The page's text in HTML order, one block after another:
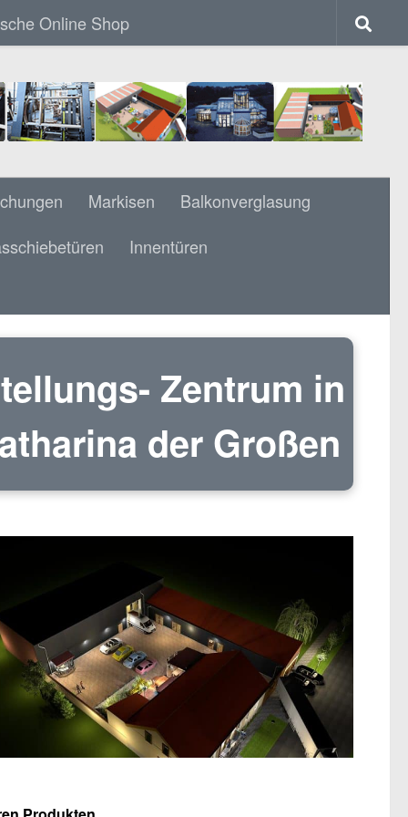
Online Shop
Markisen
Balkonverglasung
Innentüren
Zentrum in
der Großen